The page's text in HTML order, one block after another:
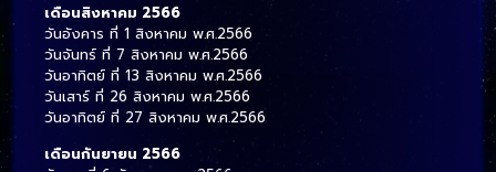
เดือนสิงหาคม 2566
วันอังคาร ที่ 1 สิงหาคม พ.ศ.2566
วันจันทร์ ที่ 7 สิงหาคม พ.ศ.2566
วันอาทิตย์ ที่ 13 สิงหาคม พ.ศ.2566
วันเสาร์ ที่ 26 สิงหาคม พ.ศ.2566
วันอาทิตย์ ที่ 27 สิงหาคม พ.ศ.2566
เดือนกันยายน 2566